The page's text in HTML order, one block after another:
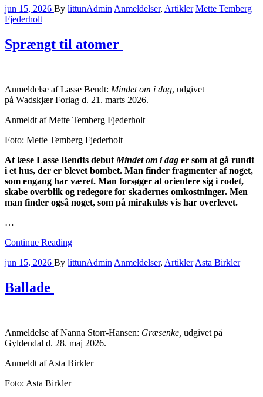
jun 15, 2026 By littunAdmin Anmeldelser, Artikler Mette Temberg
Fjederholt
Sprængt til atomer
Anmeldelse af Lasse Bendt: Mindet om i dag, udgivet
på Wadskjær Forlag d. 21. marts 2026.
Anmeldt af Mette Temberg Fjederholt
Foto: Mette Temberg Fjederholt
At læse Lasse Bendts debut Mindet om i dag er som at gå rundt
i et hus, der er blevet bombet. Man finder fragmenter af noget,
som engang har været. Man forsøger at orientere sig i rodet,
skabe overblik og redegøre for skadernes omkostninger. Men
man finder også noget, som på mirakuløs vis har overlevet.
…
Continue Reading
jun 15, 2026 By littunAdmin Anmeldelser, Artikler Asta Birkler
Ballade
Anmeldelse af Nanna Storr-Hansen: Græsenke, udgivet på
Gyldendal d. 28. maj 2026.
Anmeldt af Asta Birkler
Foto: Asta Birkler